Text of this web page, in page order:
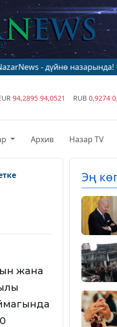
назарында!
94,2895 94,0521 RUB 0,9274
Архив Назар TV
жана
Эң